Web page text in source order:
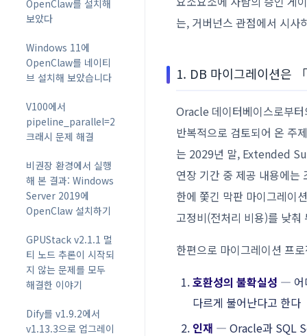
OpenClaw를 설치해
보았다
Windows 11에
OpenClaw를 네이티
브 설치해 보았습니다
V100에서
pipeline_parallel=2
크래시 문제 해결
비권장 환경에서 실행
해 본 결과: Windows
Server 2019에
OpenClaw 설치하기
GPUStack v2.1.1 멀
티 노드 추론이 시작되
지 않는 문제를 모두
해결한 이야기
Dify를 v1.9.2에서
v1.13.3으로 업그레이
는, 거버넌스 관점에서 시사
1. DB 마이그레이션은
Oracle 데이터베이스로부
반복적으로 검토되어 온
는 2029년 말, Extended
연장 기간 중 제공 내용에는
한에 쫓긴 막판 마이그레이
고정비(전처리 비용)를 낮
한편으로 마이그레이션 프
호환성의 불확실성 ― 어
다르게 불어난다고 한다
인재 ― Oracle과 SQL